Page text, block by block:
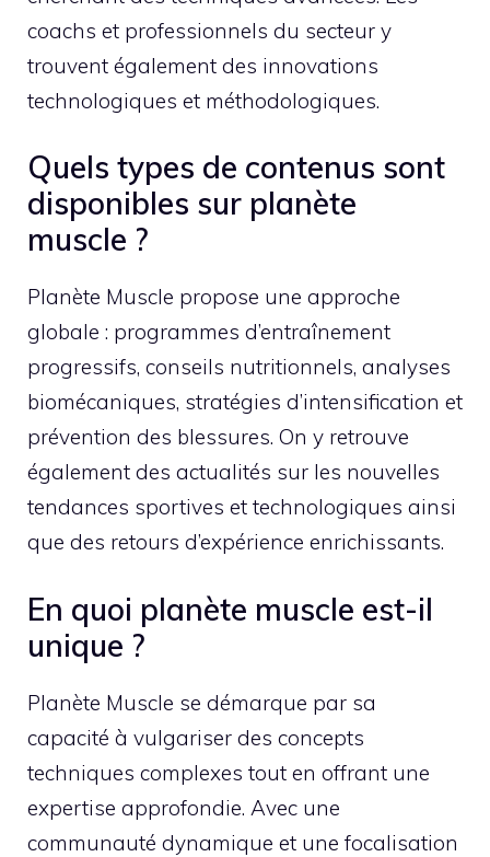
coachs et professionnels du secteur y
trouvent également des innovations
technologiques et méthodologiques.
Quels types de contenus sont
disponibles sur planète
muscle ?
Planète Muscle propose une approche
globale : programmes d’entraînement
progressifs, conseils nutritionnels, analyses
biomécaniques, stratégies d’intensification et
prévention des blessures. On y retrouve
également des actualités sur les nouvelles
tendances sportives et technologiques ainsi
que des retours d’expérience enrichissants.
En quoi planète muscle est-il
unique ?
Planète Muscle se démarque par sa
capacité à vulgariser des concepts
techniques complexes tout en offrant une
expertise approfondie. Avec une
communauté dynamique et une focalisation